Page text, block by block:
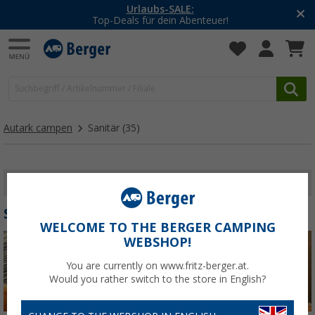
-20% auf Kleidung und
Mit dem Aktionscode
20SSV
Autark campen Sanitär (35)
SANITÄR
WELCOME TO THE BERGER CAMPING
WEBSHOP!
You are currently on www.fritz-berger.at.
Would you rather switch to the store in English?